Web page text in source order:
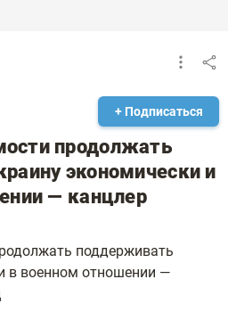
+ Подписаться
продолжать
экономически и
— канцлер
поддерживать
в военном отношении —